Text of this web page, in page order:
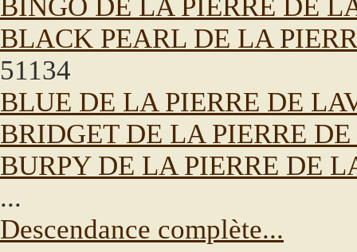
BINGO DE LA PIERRE DE
BLACK PEARL DE LA
51134
BLUE DE LA PIERRE DE
BRIDGET DE LA PIERRE
BURPY DE LA PIERRE DE
...
Descendance complète...